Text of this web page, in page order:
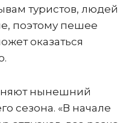
туристов, людей
поэтому пешее
оказаться
нынешний
сезона. «В начале